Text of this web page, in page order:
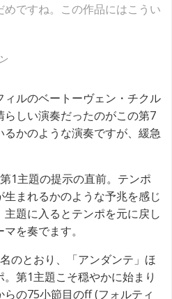
ですね。この作品にはこうい
ルのベートーヴェン・チクル
しい演奏だったのがこの第7
かのような演奏ですが、緩急
1主題の提示の直前。テンポ
まれるかのような予兆を感じ
題に入るとテンポを元に戻し
を奏でます。
のとおり、「アンダンテ」ほ
第1主題こそ穏やかに始まり
の75小節目のff (フォルティ